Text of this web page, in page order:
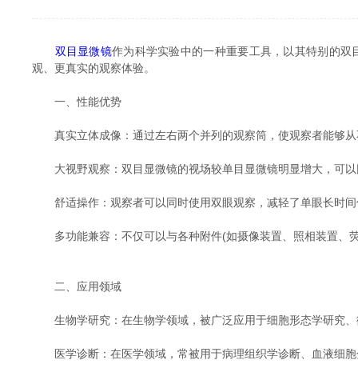
双目显微镜作为科学实验中的一种重要工具，以其特别的
观、更真实的观察体验。
一、性能优势
真实立体成像：通过左右两个并列的观察筒，使观察者能够从
大视野观察：双目显微镜的视场较单目显微镜明显增大，可以
舒适操作：观察者可以同时使用双眼观察，减轻了单眼长时间
多功能兼容：不仅可以与各种附件(如摄像装置、照相装置、
二、应用领域
生物学研究：在生物学领域，被广泛应用于细胞形态学研究、
医学诊断：在医学领域，常被用于病理组织学诊断、血液细胞